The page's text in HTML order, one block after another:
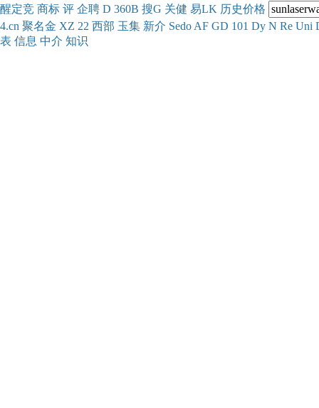
醒定竞 商标 评 企聘 D 360B 搜G 关健 易LK 历史价格
4.cn 聚名金 XZ 22 西部 玉集 新介 Sedo AF GD 101 Dy N Re Uni
表 信息 中介 知识